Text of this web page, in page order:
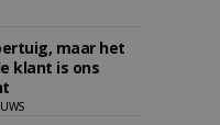
maar het
klant is ons